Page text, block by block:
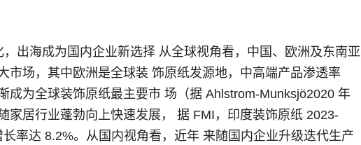
出海成为国内企业新选择 从全球视角看，中国、欧洲及东南亚
市场，其中欧洲是全球装 饰原纸发源地，中高端产品渗透率
成为全球装饰原纸最主要市 场（据 Ahlstrom-Munksjö2020 年
家居行业蓬勃向上快速发展， 据 FMI，印度装饰原纸 2023-
率达 8.2%。从国内视角看，近年 来随国内企业升级迭代生产